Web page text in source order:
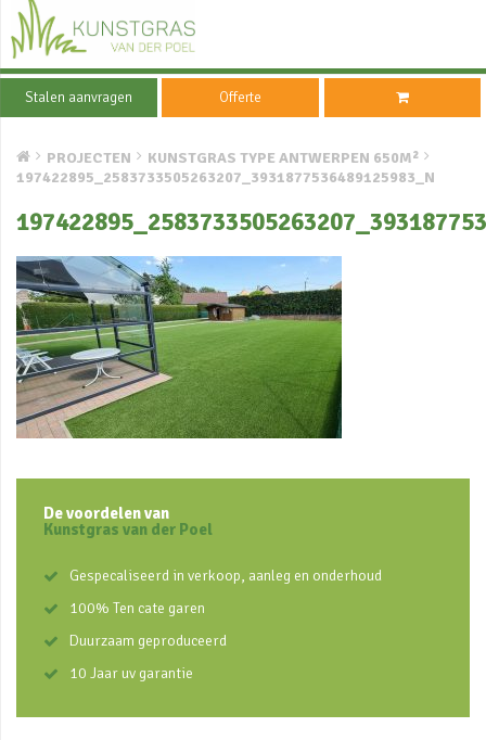
Stalen aanvragen Offerte
PROJECTEN
KUNSTGRAS TYPE ANTWERPEN 650M²
197422895_2583733505263207_3931877536489125983_N
De voordelen van
Kunstgras van der Poel
Gespecaliseerd in verkoop, aanleg en onderhoud
100% Ten cate garen
Duurzaam geproduceerd
10 Jaar uv garantie